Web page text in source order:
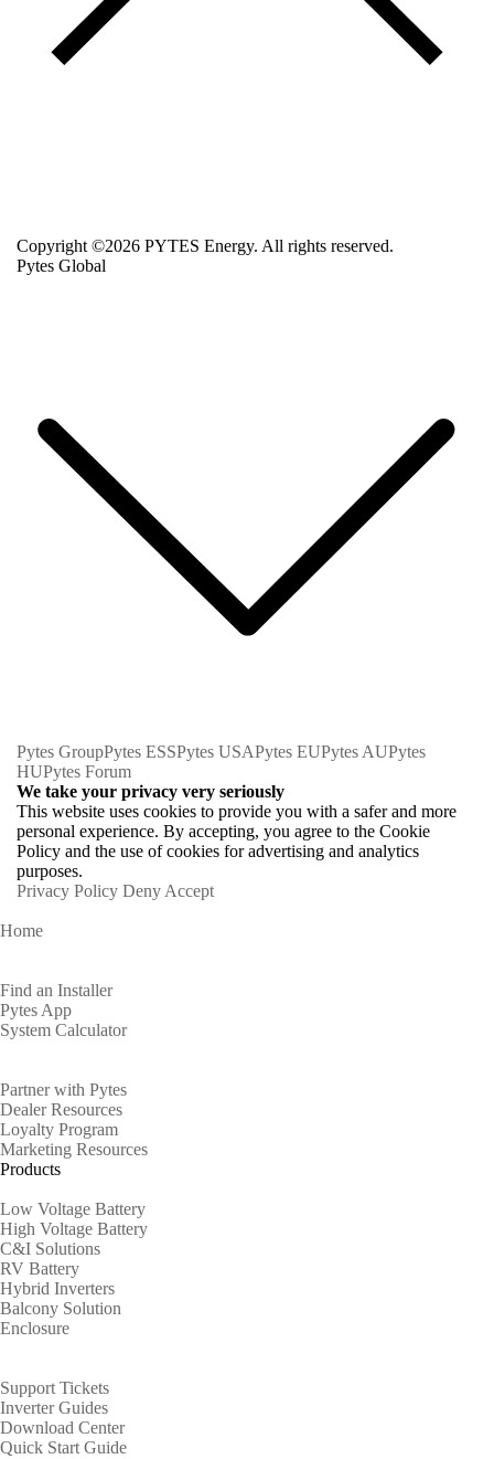
Copyright ©2026 PYTES Energy. All rights reserved.
Pytes Global
Pytes GroupPytes ESSPytes USAPytes EUPytes AUPytes
HUPytes Forum
We take your privacy very seriously
This website uses cookies to provide you with a safer and more
personal experience. By accepting, you agree to the Cookie
Policy and the use of cookies for advertising and analytics
purposes.
Privacy Policy Deny Accept
Home
Find an Installer
Pytes App
System Calculator
Partner with Pytes
Dealer Resources
Loyalty Program
Marketing Resources
Products
Low Voltage Battery
High Voltage Battery
C&I Solutions
RV Battery
Hybrid Inverters
Balcony Solution
Enclosure
Support Tickets
Inverter Guides
Download Center
Quick Start Guide